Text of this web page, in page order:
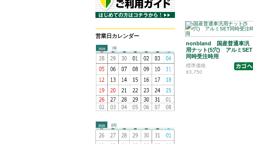
営業日カレンダー
nonbland 国産普通車汎
用ナット(5穴) アルミSET
同時受注時用
標準価格
¥3,750